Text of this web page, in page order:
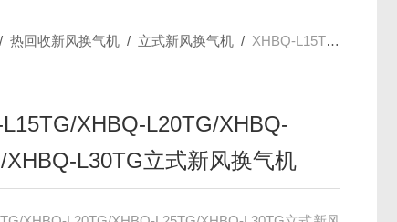
/热回收新风换气机 / 立式新风换气机 / XHBQ-L15TG/XHBQ-L20TG/XHBQ-L25TG/XHBQ-L30TG立式新风换气机
XHBQ-L20TG/XHBQ-
XHBQ-L30TG立式新风换气机